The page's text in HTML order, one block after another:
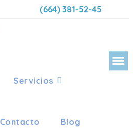
(664) 381-52-45
Servicios
Contacto Blog